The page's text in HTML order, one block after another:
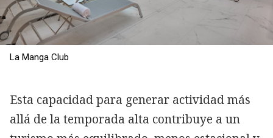
La Manga Club
Esta capacidad para generar actividad más
allá de la temporada alta contribuye a un